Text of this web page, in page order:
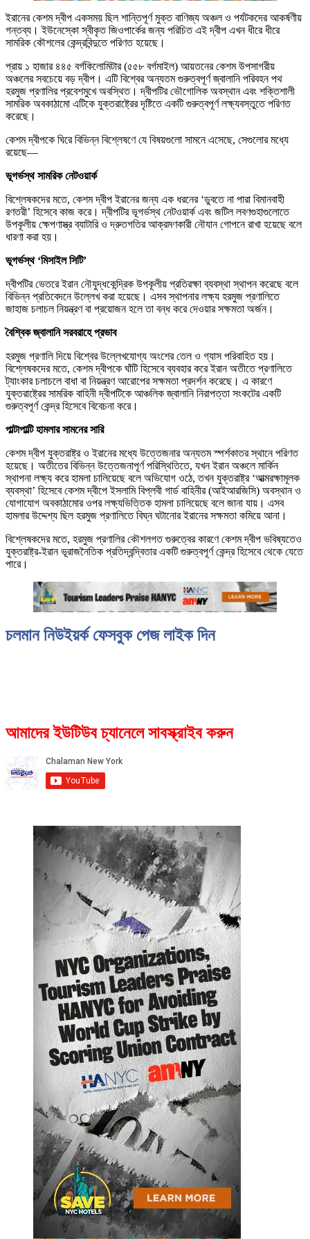
ইরানের কেশম দ্বীপ একসময় ছিল শান্তিপূর্ণ মুক্ত বাণিজ্য অঞ্চল ও পর্যটকদের আকর্ষণীয়
গন্তব্য। ইউনেস্কো স্বীকৃত জিওপার্কের জন্য পরিচিত এই দ্বীপ এখন ধীরে ধীরে
সামরিক কৌশলের কেন্দ্রবিন্দুতে পরিণত হয়েছে।
প্রায় ১ হাজার ৪৪৫ বর্গকিলোমিটার (৫৫৮ বর্গমাইল) আয়তনের কেশম উপসাগরীয়
অঞ্চলের সবচেয়ে বড় দ্বীপ। এটি বিশ্বের অন্যতম গুরুত্বপূর্ণ জ্বালানি পরিবহন পথ
হরমুজ প্রণালির প্রবেশমুখে অবস্থিত। দ্বীপটির ভৌগোলিক অবস্থান এবং শক্তিশালী
সামরিক অবকাঠামো এটিকে যুক্তরাষ্ট্রের দৃষ্টিতে একটি গুরুত্বপূর্ণ লক্ষ্যবস্তুতে পরিণত
করেছে।
কেশম দ্বীপকে ঘিরে বিভিন্ন বিশ্লেষণে যে বিষয়গুলো সামনে এসেছে, সেগুলোর মধ্যে
রয়েছে—
ভূগর্ভস্থ সামরিক নেটওয়ার্ক
বিশ্লেষকদের মতে, কেশম দ্বীপ ইরানের জন্য এক ধরনের ‘ডুবতে না পারা বিমানবাহী
রণতরী’ হিসেবে কাজ করে। দ্বীপটির ভূগর্ভস্থ নেটওয়ার্ক এবং জটিল লবণগুহাগুলোতে
উপকূলীয় ক্ষেপণাস্ত্র ব্যাটারি ও দ্রুতগতির আক্রমণকারী নৌযান গোপনে রাখা হয়েছে বলে
ধারণা করা হয়।
ভূগর্ভস্থ ‘মিসাইল সিটি’
দ্বীপটির ভেতরে ইরান নৌযুদ্ধকেন্দ্রিক উপকূলীয় প্রতিরক্ষা ব্যবস্থা স্থাপন করেছে বলে
বিভিন্ন প্রতিবেদনে উল্লেখ করা হয়েছে। এসব স্থাপনার লক্ষ্য হরমুজ প্রণালিতে
জাহাজ চলাচল নিয়ন্ত্রণ বা প্রয়োজন হলে তা বন্ধ করে দেওয়ার সক্ষমতা অর্জন।
বৈশ্বিক জ্বালানি সরবরাহে প্রভাব
হরমুজ প্রণালি দিয়ে বিশ্বের উল্লেখযোগ্য অংশের তেল ও গ্যাস পরিবাহিত হয়।
বিশ্লেষকদের মতে, কেশম দ্বীপকে ঘাঁটি হিসেবে ব্যবহার করে ইরান অতীতে প্রণালিতে
ট্যাংকার চলাচলে বাধা বা নিয়ন্ত্রণ আরোপের সক্ষমতা প্রদর্শন করেছে। এ কারণে
যুক্তরাষ্ট্রের সামরিক বাহিনী দ্বীপটিকে আঞ্চলিক জ্বালানি নিরাপত্তা সংকটের একটি
গুরুত্বপূর্ণ কেন্দ্র হিসেবে বিবেচনা করে।
পাল্টাপাল্টি হামলার সামনের সারি
কেশম দ্বীপ যুক্তরাষ্ট্র ও ইরানের মধ্যে উত্তেজনার অন্যতম স্পর্শকাতর স্থানে পরিণত
হয়েছে। অতীতের বিভিন্ন উত্তেজনাপূর্ণ পরিস্থিতিতে, যখন ইরান অঞ্চলে মার্কিন
স্থাপনা লক্ষ্য করে হামলা চালিয়েছে বলে অভিযোগ ওঠে, তখন যুক্তরাষ্ট্র ‘আত্মরক্ষামূলক
ব্যবস্থা’ হিসেবে কেশম দ্বীপে ইসলামি বিপ্লবী গার্ড বাহিনীর (আইআরজিসি) অবস্থান ও
যোগাযোগ অবকাঠামোর ওপর লক্ষ্যভিত্তিক হামলা চালিয়েছে বলে জানা যায়। এসব
হামলার উদ্দেশ্য ছিল হরমুজ প্রণালিতে বিঘ্ন ঘটানোর ইরানের সক্ষমতা কমিয়ে আনা।
বিশ্লেষকদের মতে, হরমুজ প্রণালির কৌশলগত গুরুত্বের কারণে কেশম দ্বীপ ভবিষ্যতেও
যুক্তরাষ্ট্র-ইরান ভূরাজনৈতিক প্রতিদ্বন্দ্বিতার একটি গুরুত্বপূর্ণ কেন্দ্র হিসেবে থেকে যেতে
পারে।
চলমান নিউইয়র্ক ফেসবুক পেজ লাইক দিন
আমাদের ইউটিউব চ্যানেলে সাবস্ক্রাইব করুন